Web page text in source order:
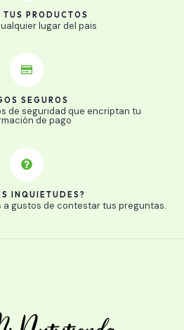
TUS PRODUCTOS
lugar del pais
SEGUROS
de seguridad que encriptan tu
de pago
INQUIETUDES?
gustos de contestar tus preguntas.